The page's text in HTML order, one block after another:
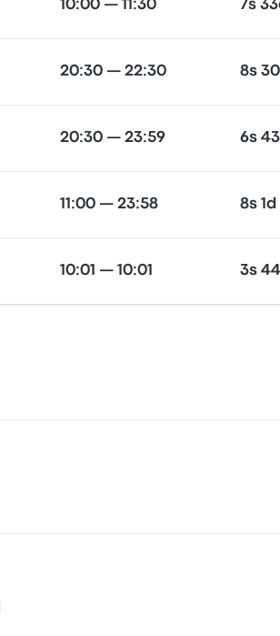
10:00 — 11:30 7s
20:30 — 22:30 8s
20:30 — 23:59 6s
11:00 — 23:58 8s 1d
10:01 — 10:01 3s